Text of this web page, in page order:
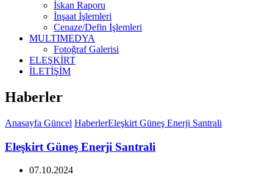
İskan Raporu
İnşaat İşlemleri
Cenaze/Defin İşlemleri
MULTIMEDYA
Fotoğraf Galerisi
ELEŞKİRT
İLETİŞİM
Haberler
Anasayfa Güncel HaberlerEleşkirt Güneş Enerji Santrali
Eleşkirt Güneş Enerji Santrali
07.10.2024